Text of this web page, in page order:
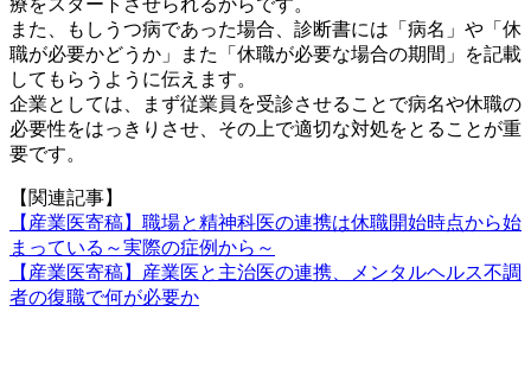
また、もしうつ病であった場合、診断書には「病名」や「休
職が必要かどうか」また「休職が必要な場合の期間」を記載
してもらうように伝えます。
企業としては、まず従業員を受診させることで病名や休職の
必要性をはっきりさせ、その上で適切な対処をとることが重
要です。
【関連記事】
【産業医寄稿】職場と精神科医の連携は休職開始時点から始
まっている～実際の症例から～
【産業医寄稿】産業医と主治医の連携、メンタルヘルス不調
者の復職で何が必要か